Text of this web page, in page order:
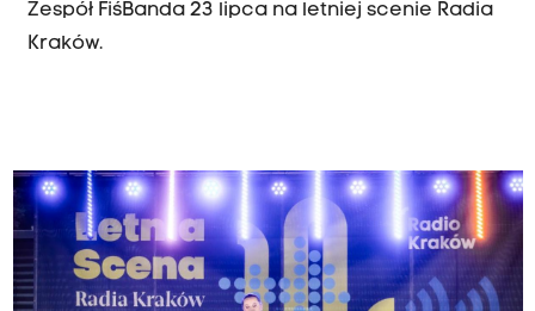
Zespół FiśBanda 23 lipca na letniej scenie Radia
Kraków.